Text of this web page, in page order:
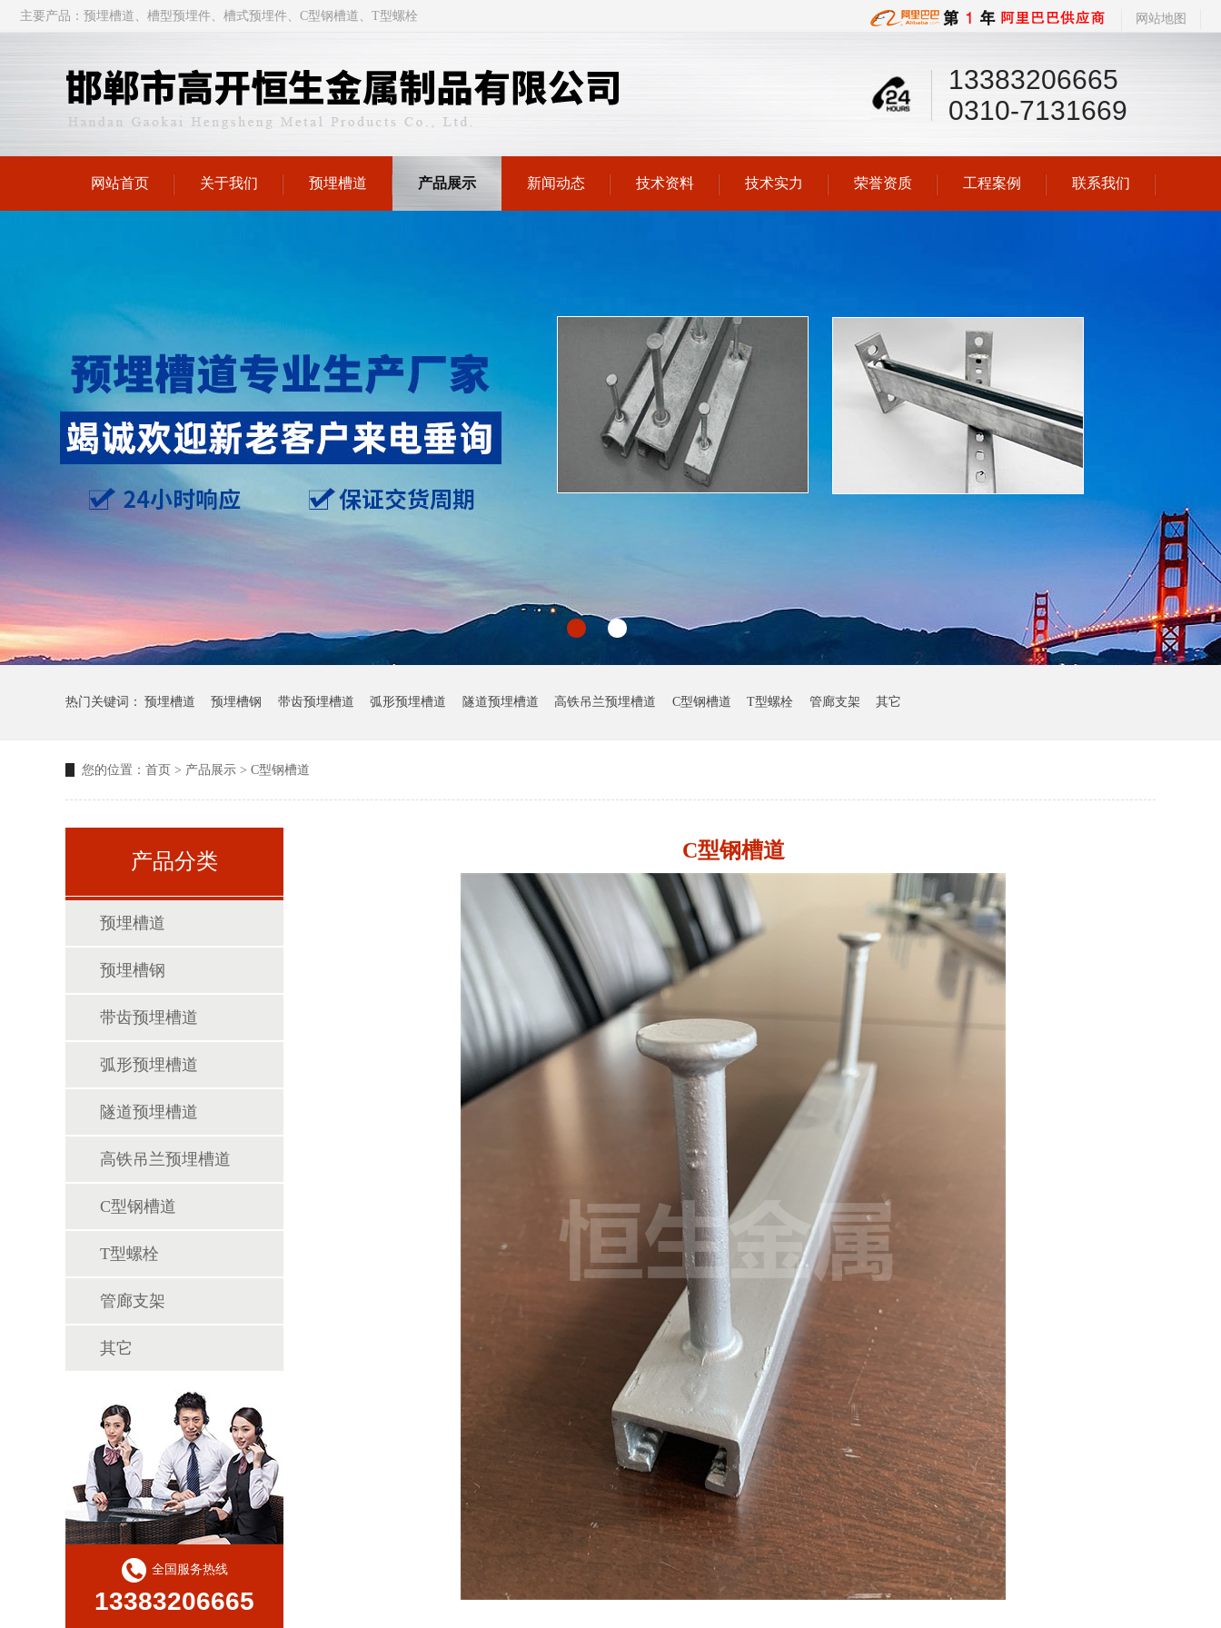
主要产品： 预埋槽道 、槽型预埋件、槽式预埋件、C型钢槽道、T型螺栓 网站地图
13383206665
0310-7131669
网站首页 关于我们 预埋槽道 产品展示 新闻动态 技术资料 技术实力 荣誉资质 工程案例 联系我们
热门关键词： 预埋槽道 预埋槽钢 带齿预埋槽道 弧形预埋槽道 隧道预埋槽道 高铁吊兰预埋槽道 C型钢槽道 T型螺栓 管廊支架 其它
您的位置： 首页 > 产品展示 > C型钢槽道
产品分类
预埋槽道
预埋槽钢
带齿预埋槽道
弧形预埋槽道
隧道预埋槽道
高铁吊兰预埋槽道
C型钢槽道
T型螺栓
管廊支架
其它
全国服务热线
13383206665
C型钢槽道